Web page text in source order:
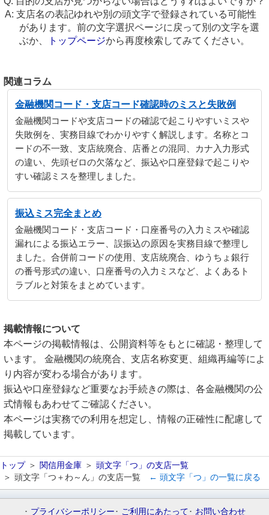
支店名の表記ゆれや別の頭文字で登録されている可能性
があります。前の文字選択ページに戻って別の文字を選
ぶか、
トップページから再度検索してみてください。
関連コラム
金融機関コード・支店コード確認時のミスと失敗例
金融機関コードや支店コードの確認で起こりやすいミスや
失敗例を、実務目線でわかりやすく解説します。名称とコ
ードの不一致、支店統廃合、店番との混同、カナ入力形式
の違い、先頭ゼロの欠落など、振込や口座登録で起こりや
すい確認ミスを整理しました。
振込ミス完全まとめ
金融機関コード・支店コード・口座番号の入力ミスや確認
漏れによる振込エラー、誤振込の原因を実務目線で整理し
ました。合併前コードの使用、支店統廃合、ゆうちょ銀行
の番号形式の違い、口座番号の入力ミスなど、よくあるト
ラブルと対策をまとめています。
掲載情報について
本ページの掲載情報は、公開資料等をもとに確認・整理して
います。 金融機関の統廃合、支店名称変更、組織再編等によ
り内容が変わる場合があります。
振込や口座登録など重要なお手続きの際は、各金融機関の公
式情報もあわせてご確認ください。
本ページは実務での利用を想定し、情報の正確性に配慮して
掲載しています。
トップ 関信用金庫
頭文字「つ」の支店一覧
頭文字「つ＋わ～ん」の支店一覧
← 頭文字「つ」の一覧に戻る
プライバシーポリシー ご利用にあたって お問い合わせ